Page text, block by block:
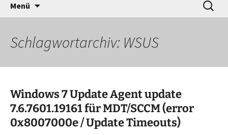
Menü
nach:
Schlagwortarchiv: WSUS
Windows 7 Update Agent update
7.6.7601.19161 für MDT/SCCM (error
0x8007000e / Update Timeouts)